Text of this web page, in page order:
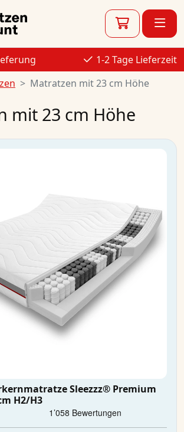
1-2 Tage Lieferzeit
Matratzen mit 23 cm Höhe
mit 23 cm Höhe
Sleezzz® Premium
H2/H3